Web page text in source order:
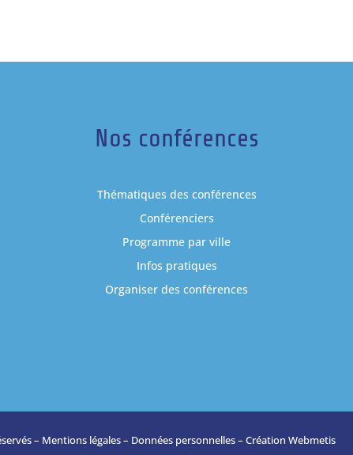
Nos conférences
Thématiques des conférences
Conférenciers
Programme par ville
Infos pratiques
Organiser des conférences
– Mentions légales– Données personnelles– CréationWebmetis